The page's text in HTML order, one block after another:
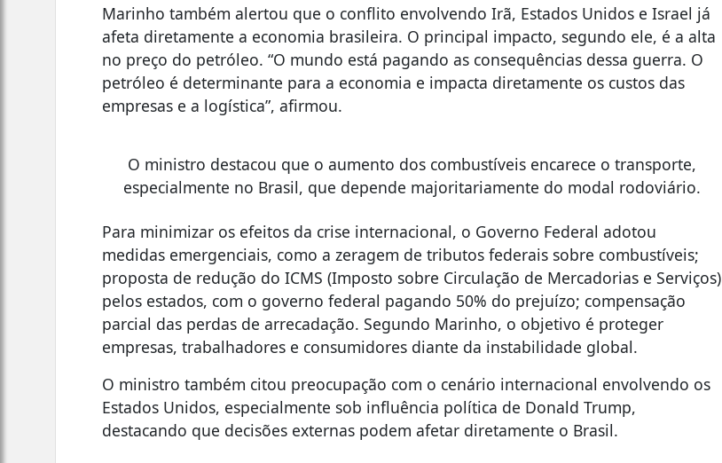
Marinho também alertou que o conflito envolvendo Irã, Estados Unidos e Israel já
afeta diretamente a economia brasileira. O principal impacto, segundo ele, é a alta
no preço do petróleo. “O mundo está pagando as consequências dessa guerra. O
petróleo é determinante para a economia e impacta diretamente os custos das
empresas e a logística”, afirmou.
O ministro destacou que o aumento dos combustíveis encarece o transporte,
especialmente no Brasil, que depende majoritariamente do modal rodoviário.
Para minimizar os efeitos da crise internacional, o Governo Federal adotou
medidas emergenciais, como a zeragem de tributos federais sobre combustíveis;
proposta de redução do ICMS (Imposto sobre Circulação de Mercadorias e Serviços)
pelos estados, com o governo federal pagando 50% do prejuízo; compensação
parcial das perdas de arrecadação. Segundo Marinho, o objetivo é proteger
empresas, trabalhadores e consumidores diante da instabilidade global.
O ministro também citou preocupação com o cenário internacional envolvendo os
Estados Unidos, especialmente sob influência política de Donald Trump,
destacando que decisões externas podem afetar diretamente o Brasil.